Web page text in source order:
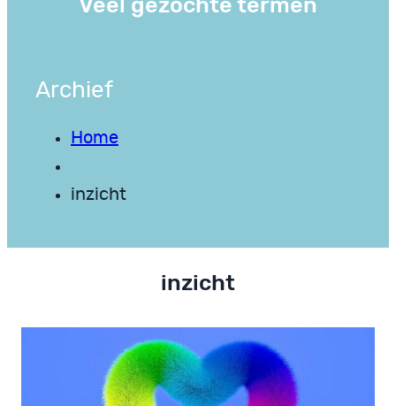
Archief
Home
inzicht
inzicht